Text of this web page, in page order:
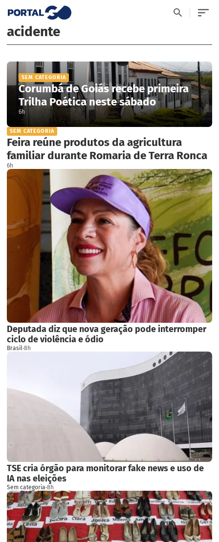
acidente
SEM CATEGORIA
Corumbá de Goiás recebe primeira
Trilha Poética neste sábado
6h
SEM CATEGORIA
Feira reúne produtos da agricultura
familiar durante Romaria de Terra Ronca
6h
Deputada diz que nova geração pode interromper
ciclo de violência e ódio
Brasil·8h
TSE cria órgão para monitorar fake news e uso de
IA nas eleições
Sem categoria·8h